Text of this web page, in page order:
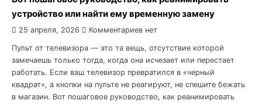
устройство или найти ему временную замену
25 апреля, 2026 Комментариев нет
Пульт от телевизора — это та вещь, отсутствие которой
замечаешь только тогда, когда она исчезает или перестает
работать. Если ваш телевизор превратился в «черный
квадрат», а кнопки на пульте не реагируют, не спешите бежать
в магазин. Вот пошаговое руководство, как реанимировать